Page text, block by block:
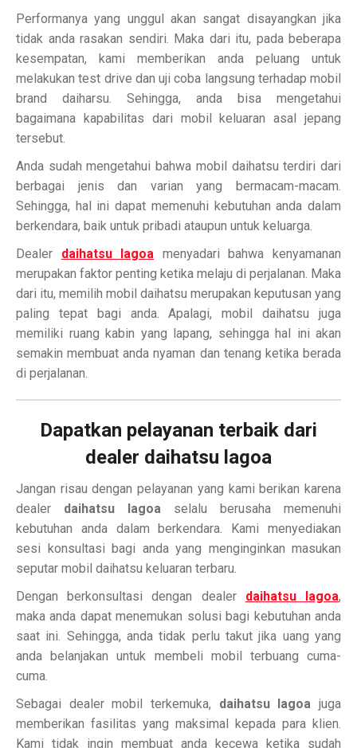
Performanya yang unggul akan sangat disayangkan jika
tidak anda rasakan sendiri. Maka dari itu, pada beberapa
kesempatan, kami memberikan anda peluang untuk
melakukan test drive dan uji coba langsung terhadap mobil
brand daiharsu. Sehingga, anda bisa mengetahui
bagaimana kapabilitas dari mobil keluaran asal jepang
tersebut.
Anda sudah mengetahui bahwa mobil daihatsu terdiri dari
berbagai jenis dan varian yang bermacam-macam.
Sehingga, hal ini dapat memenuhi kebutuhan anda dalam
berkendara, baik untuk pribadi ataupun untuk keluarga.
Dealer daihatsu lagoa menyadari bahwa kenyamanan
merupakan faktor penting ketika melaju di perjalanan. Maka
dari itu, memilih mobil daihatsu merupakan keputusan yang
paling tepat bagi anda. Apalagi, mobil daihatsu juga
memiliki ruang kabin yang lapang, sehingga hal ini akan
semakin membuat anda nyaman dan tenang ketika berada
di perjalanan.
Dapatkan pelayanan terbaik dari
dealer daihatsu lagoa
Jangan risau dengan pelayanan yang kami berikan karena
dealer daihatsu lagoa selalu berusaha memenuhi
kebutuhan anda dalam berkendara. Kami menyediakan
sesi konsultasi bagi anda yang menginginkan masukan
seputar mobil daihatsu keluaran terbaru.
Dengan berkonsultasi dengan dealer daihatsu lagoa,
maka anda dapat menemukan solusi bagi kebutuhan anda
saat ini. Sehingga, anda tidak perlu takut jika uang yang
anda belanjakan untuk membeli mobil terbuang cuma-
cuma.
Sebagai dealer mobil terkemuka, daihatsu lagoa juga
memberikan fasilitas yang maksimal kepada para klien.
Kami tidak ingin membuat anda kecewa ketika sudah